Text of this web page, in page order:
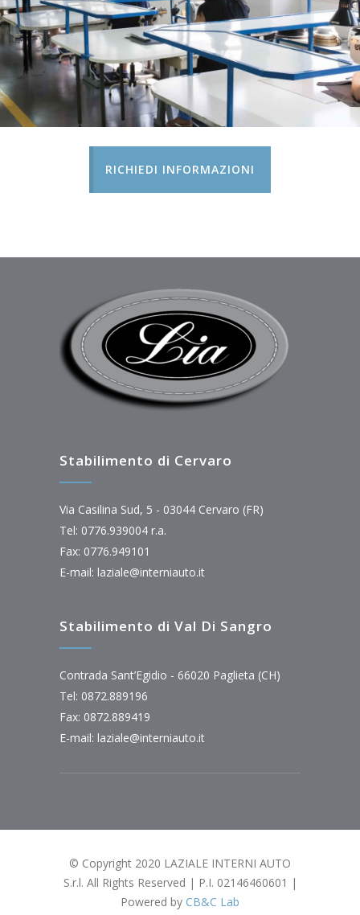
RICHIEDI INFORMAZIONI
Stabilimento di Cervaro
Via Casilina Sud, 5 - 03044 Cervaro (FR)
Tel: 0776.939004 r.a.
Fax: 0776.949101
E-mail: laziale@interniauto.it
Stabilimento di Val Di Sangro
Contrada Sant’Egidio - 66020 Paglieta (CH)
Tel: 0872.889196
Fax: 0872.889419
E-mail: laziale@interniauto.it
© Copyright 2020 LAZIALE INTERNI AUTO
S.r.l. All Rights Reserved | P.I. 02146460601 |
Powered by CB&C Lab